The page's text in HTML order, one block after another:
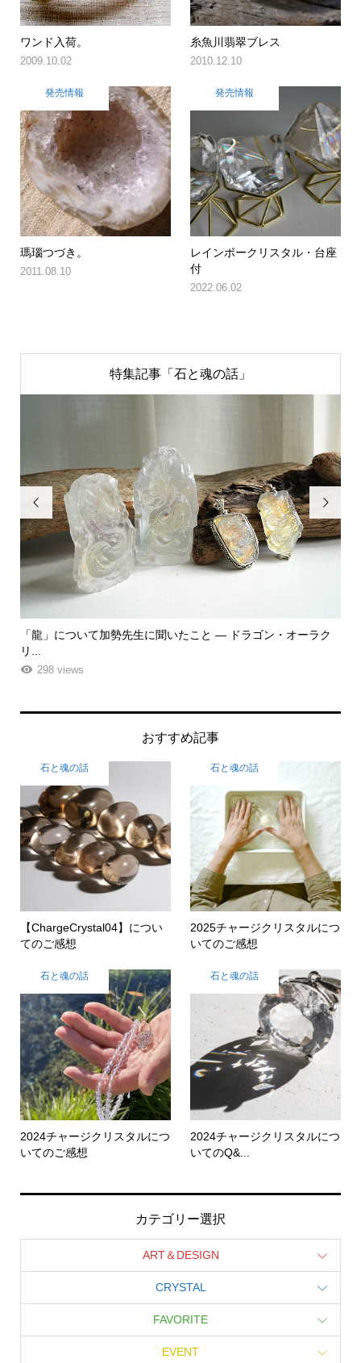
ワンド入荷。
2009.10.02
糸魚川翡翠ブレス
2010.12.10
発売情報
瑪瑙つづき。
2011.08.10
発売情報
レインボークリスタル・台座
付
2022.06.02
特集記事「石と魂の話」

「飾る」から「使う」へ。鉱物と植物が織りなす贅沢なフラワ
ーエ...
261 views

おすすめ記事
石と魂の話
【ChargeCrystal04】につい
てのご感想
石と魂の話
2025チャージクリスタルにつ
いてのご感想
石と魂の話
2024チャージクリスタルにつ
いてのご感想
石と魂の話
2024チャージクリスタルにつ
いてのQ&...
カテゴリー選択
ART＆DESIGN
CRYSTAL
FAVORITE
EVENT